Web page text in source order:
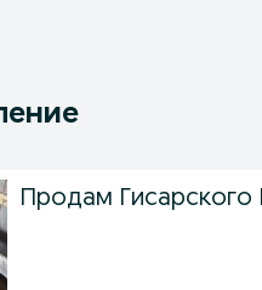
Продам Гисарского